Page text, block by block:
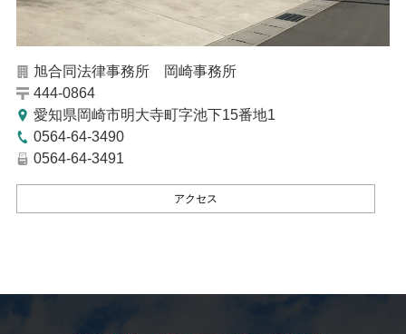
旭合同法律事務所 岡崎事務所
444-0864
愛知県岡崎市明大寺町字池下15番地1
0564-64-3490
0564-64-3491
アクセス